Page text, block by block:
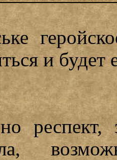
и будет
респект,